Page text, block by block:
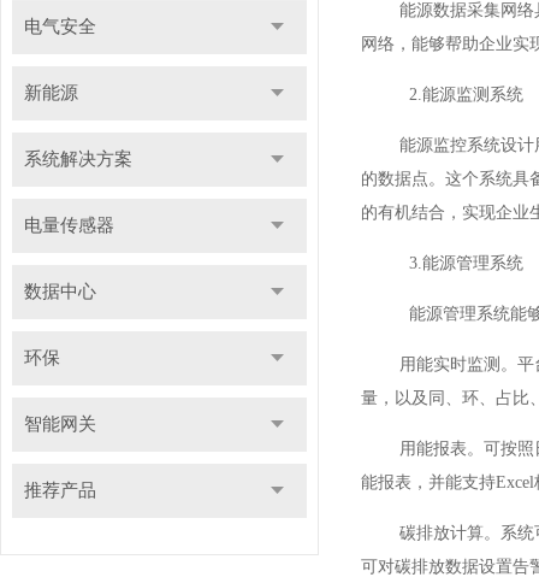
电气安全
新能源
系统解决方案
电量传感器
数据中心
环保
智能网关
推荐产品
能源数据采集网络具
网络，能够帮助企业实
2.能源监测系统
能源监控系统设计用
的数据点。这个系统具
的有机结合，实现企业
3.能源管理系统
能源管理系统能
用能实时监测。平台
量，以及同、环、占比
用能报表。可按照日/
能报表，并能支持
碳排放计算。系统可
可对碳排放数据设置告